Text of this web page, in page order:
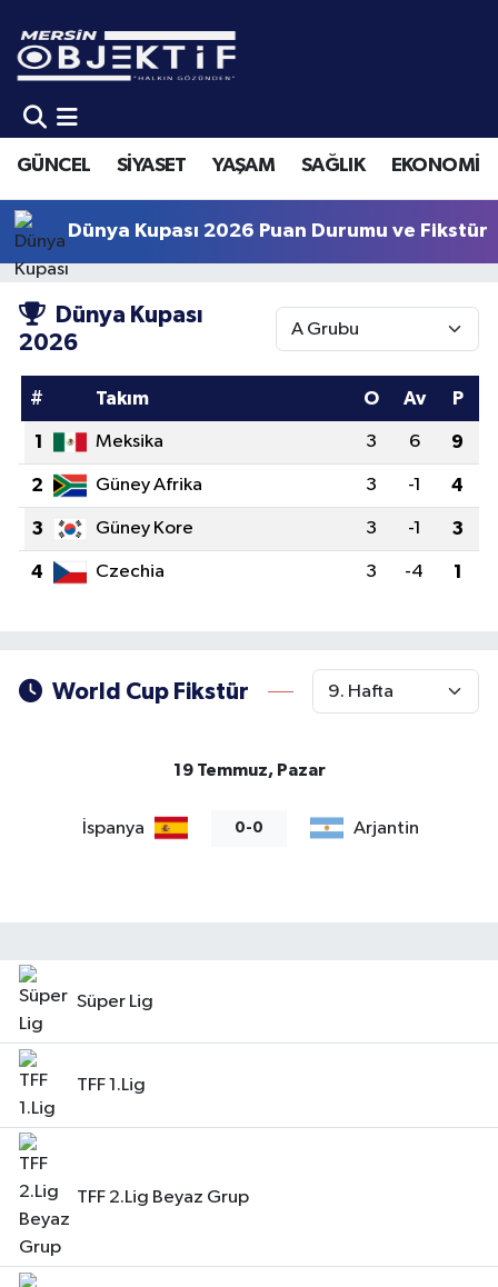
GÜNCEL SİYASET YAŞAM SAĞLIK EKONOMİ
Dünya Kupası 2026 Puan Durumu ve Fikstür
Dünya Kupası
2026
# Takım O Av P
1 Meksika 3 6 9
2 Güney Afrika 3 -1 4
3 Güney Kore 3 -1 3
4 Czechia 3 -4 1
World Cup Fikstür
19 Temmuz, Pazar
İspanya 0-0 Arjantin
Süper Lig
TFF 1.Lig
TFF 2.Lig Beyaz Grup
GÜNCEL
SİYASET
YAŞAM
EKONOMİ
KÜLTÜR-SANAT
EĞİTİM
Mersin Hava Durumu
Mersin Trafik Yoğunluk Haritası
Süper Lig Puan Durumu ve Fikstür
Son Dakika Haberleri